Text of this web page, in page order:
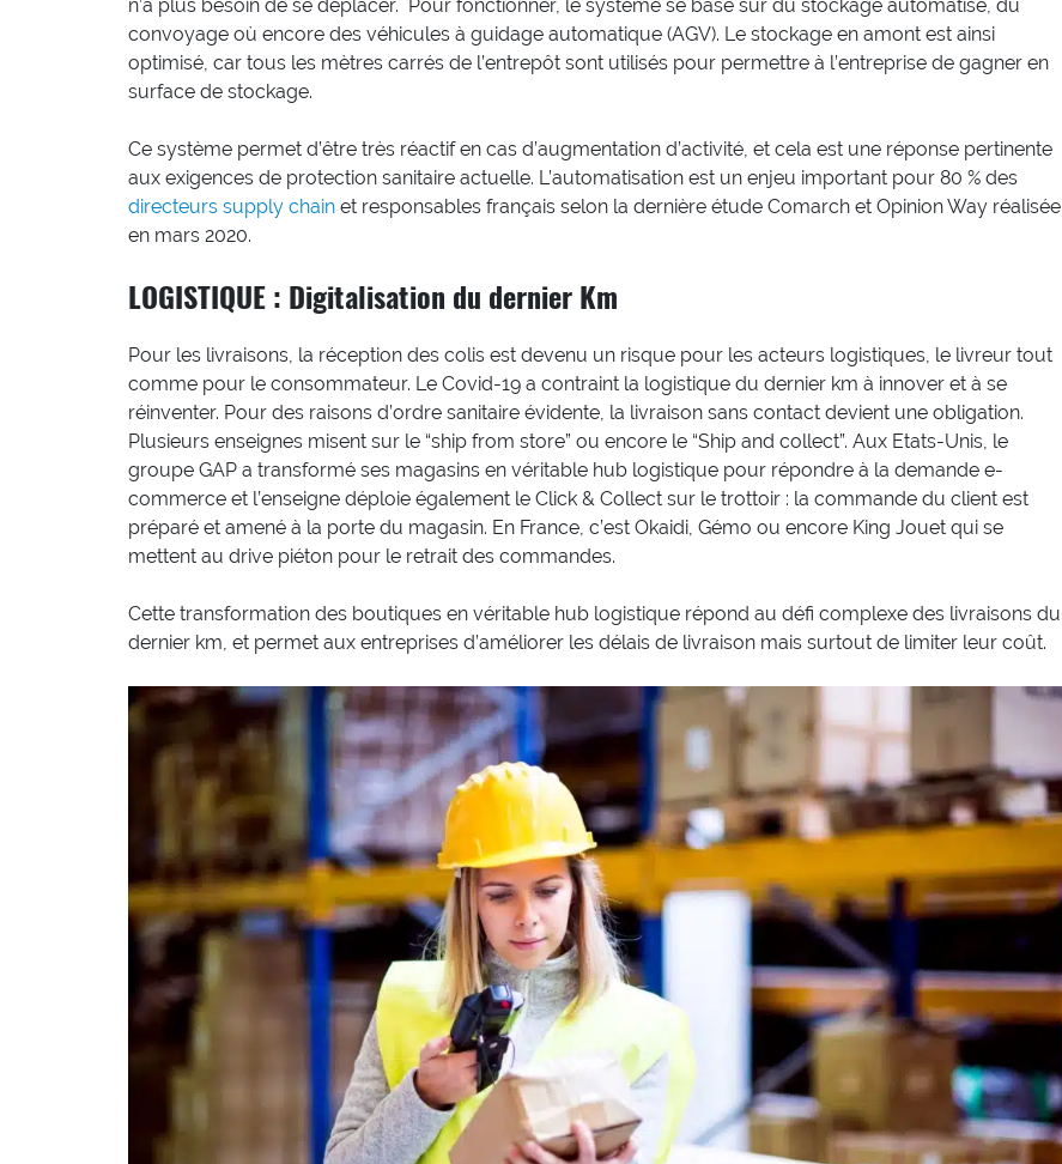
n’a plus besoin de se déplacer. Pour fonctionner, le système se base sur du stockage automatisé, du
convoyage où encore des véhicules à guidage automatique (AGV). Le stockage en amont est ainsi
optimisé, car tous les mètres carrés de l’entrepôt sont utilisés pour permettre à l’entreprise de gagner en
surface de stockage.
Ce système permet d’être très réactif en cas d’augmentation d’activité, et cela est une réponse pertinente
aux exigences de protection sanitaire actuelle. L’automatisation est un enjeu important pour 80 % des
directeurs supply chain et responsables français selon la dernière étude Comarch et Opinion Way réalisée
en mars 2020.
LOGISTIQUE : Digitalisation du dernier Km
Pour les livraisons, la réception des colis est devenu un risque pour les acteurs logistiques, le livreur tout
comme pour le consommateur. Le Covid-19 a contraint la logistique du dernier km à innover et à se
réinventer. Pour des raisons d’ordre sanitaire évidente, la livraison sans contact devient une obligation.
Plusieurs enseignes misent sur le “ship from store” ou encore le “Ship and collect”. Aux Etats-Unis, le
groupe GAP a transformé ses magasins en véritable hub logistique pour répondre à la demande e-
commerce et l’enseigne déploie également le Click & Collect sur le trottoir : la commande du client est
préparé et amené à la porte du magasin. En France, c’est Okaidi, Gémo ou encore King Jouet qui se
mettent au drive piéton pour le retrait des commandes.
Cette transformation des boutiques en véritable hub logistique répond au défi complexe des livraisons du
dernier km, et permet aux entreprises d’améliorer les délais de livraison mais surtout de limiter leur coût.